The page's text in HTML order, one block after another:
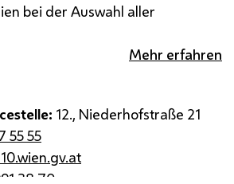
bei der Auswahl aller
Mehr erfahren
12., Niederhofstraße 21
55 55
38 70